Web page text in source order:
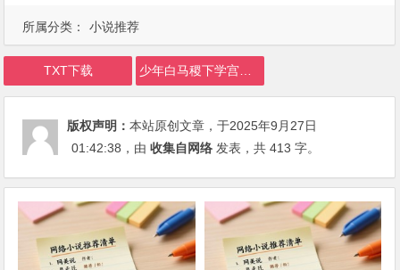
所属分类： 小说推荐
TXT下载 少年白马稷下学宫我以琴入道下载
版权声明：本站原创文章，于2025年9月27日
01:42:38 ，由收集自网络 发表，共 413 字。